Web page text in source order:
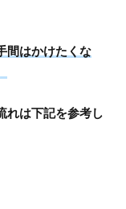
間はかけたくな
れは下記を参考し